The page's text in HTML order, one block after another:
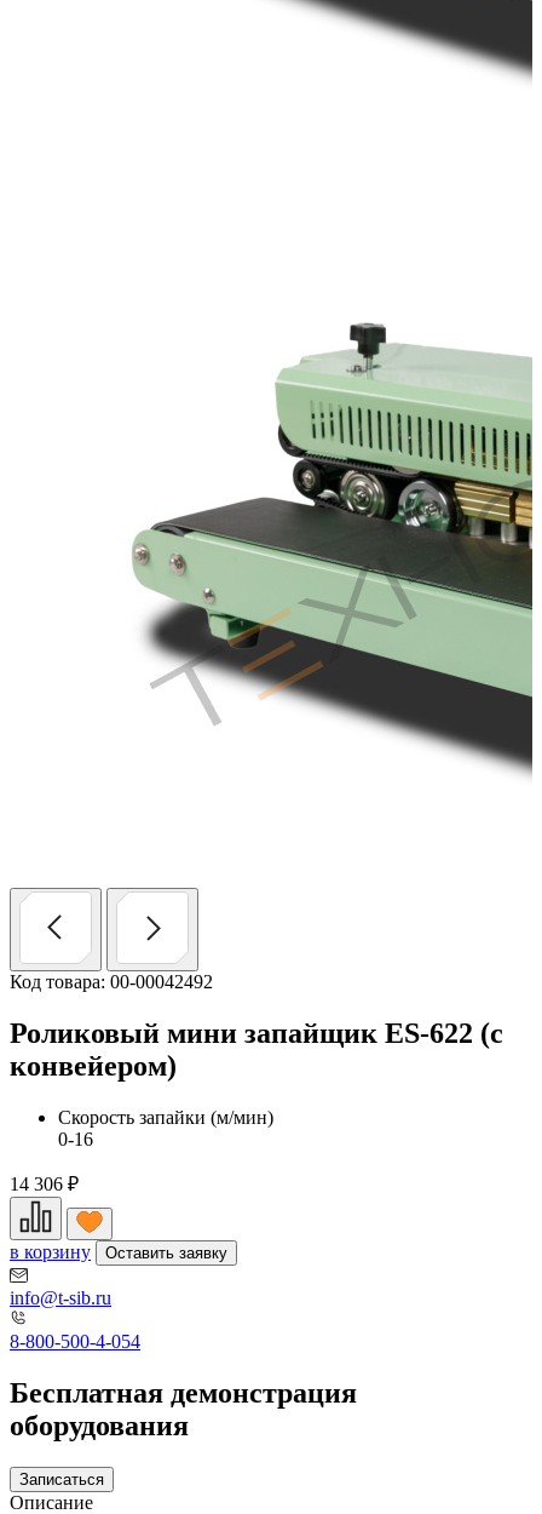
Код товара: 00-00042492
Роликовый мини запайщик ES-622 (с
конвейером)
Скорость запайки (м/мин)
0-16
14 306 ₽
в корзину Оставить заявку
info@t-sib.ru
8-800-500-4-054
Бесплатная демонстрация
оборудования
Записаться
Описание